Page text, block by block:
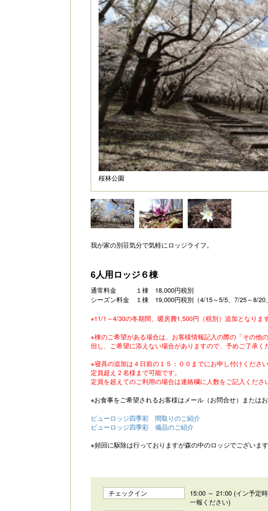
桜林公園
我が家の別荘気分で気軽にロッジライフ。
6人用ロッジ６棟
通常料金 １棟 18,000円税別
シーズン料金 １棟 19,000円税別 （4/15～5/5、7/25～8/20
※11/1～4/30の冬期間、暖房費1,500円（税別）追加となります
※棟のご希望がある場合は、お客様情報記入の際の「その他
但し、ご希望に添えない場合がありますので、予めご了承く
※寝具の追加は４日前の１５：００までにお申し付けくださ
定員超え２名様まで可能です。
定員を超えてのご利用の場合は連絡欄に人数をご記入くださ
※お食事をご希望されるお客様はメール（お問合せ）または
ビューロッジ四季彩 間取りのご紹介
ビューロッジ四季彩 備品のご紹介
※頻回に駆除は行っておりますが森の中のロッジでございま
チェックイン
15:00 ～ 21:00 (イン予定
一報ください)